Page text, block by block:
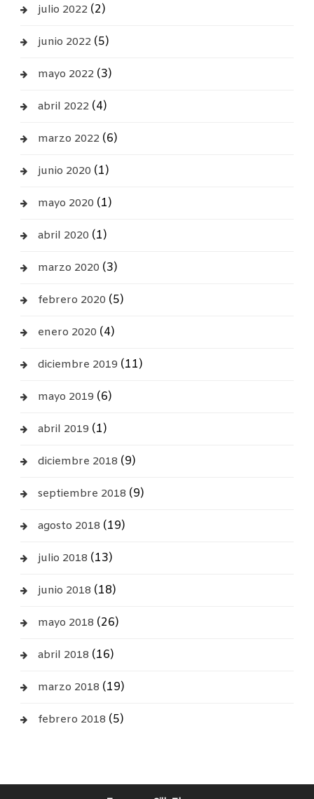
julio 2022 (2)
junio 2022 (5)
mayo 2022 (3)
abril 2022 (4)
marzo 2022 (6)
junio 2020 (1)
mayo 2020 (1)
abril 2020 (1)
marzo 2020 (3)
febrero 2020 (5)
enero 2020 (4)
diciembre 2019 (11)
mayo 2019 (6)
abril 2019 (1)
diciembre 2018 (9)
septiembre 2018 (9)
agosto 2018 (19)
julio 2018 (13)
junio 2018 (18)
mayo 2018 (26)
abril 2018 (16)
marzo 2018 (19)
febrero 2018 (5)